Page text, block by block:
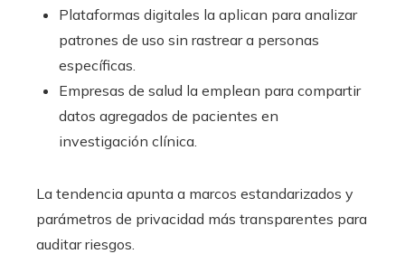
Plataformas digitales la aplican para analizar
patrones de uso sin rastrear a personas
específicas.
Empresas de salud la emplean para compartir
datos agregados de pacientes en
investigación clínica.
La tendencia apunta a marcos estandarizados y
parámetros de privacidad más transparentes para
auditar riesgos.